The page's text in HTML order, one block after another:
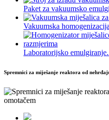
Paket za vakuumsko
Vakuumska
Laboratorijsko
Spremnici za miješanje reaktora od